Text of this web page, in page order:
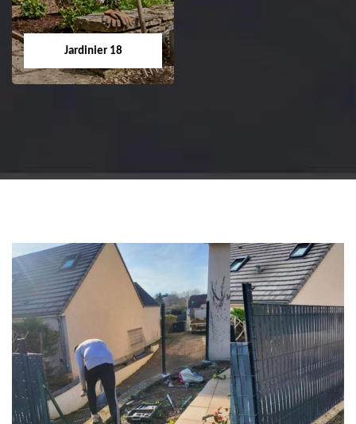
arbre et haie 18 Cher
Jardinier 18